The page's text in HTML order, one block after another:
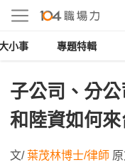
小事 專題特輯
子公司、分
和陸資如何
文/葉茂林博士/律師